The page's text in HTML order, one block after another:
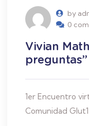
by
0
Vivian
preguntas”
1er Encuentro
Comunidad